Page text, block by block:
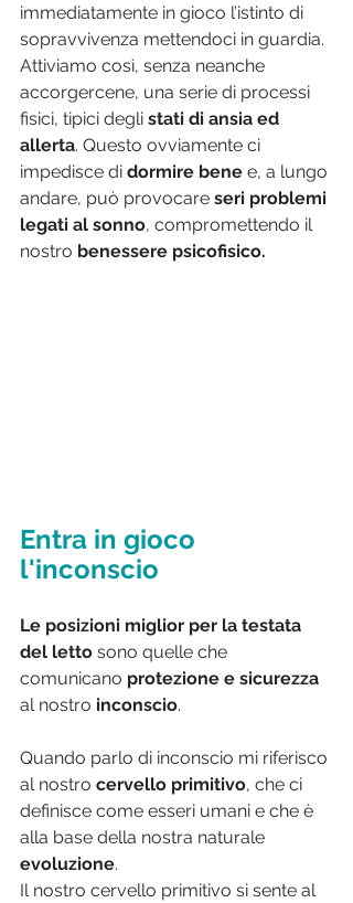
immediatamente in gioco l’istinto di
sopravvivenza mettendoci in guardia.
Attiviamo così, senza neanche
accorgercene, una serie di processi
fisici, tipici degli stati di ansia ed
allerta. Questo ovviamente ci
impedisce di dormire bene e, a lungo
andare, può provocare seri problemi
legati al sonno, compromettendo il
nostro benessere psicofisico.
Entra in gioco
l'inconscio
Le posizioni miglior per la testata
del letto sono quelle che
comunicano protezione e sicurezza
al nostro inconscio.
Quando parlo di inconscio mi riferisco
al nostro cervello primitivo, che ci
definisce come esseri umani e che è
alla base della nostra naturale
evoluzione.
Il nostro cervello primitivo si sente al